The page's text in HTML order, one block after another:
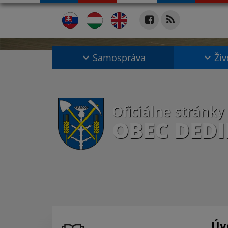
Samospráva
Oficiálne stránky
OBEC